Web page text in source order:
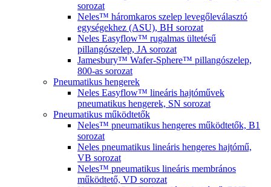
sorozat
Neles™ háromkaros szelep levegőleválasztó
egységekhez (ASU), BH sorozat
Neles Easyflow™ rugalmas ültetésű
pillangószelep, JA sorozat
Jamesbury™ Wafer-Sphere™ pillangószelep,
800-as sorozat
Pneumatikus hengerek
Neles Easyflow™ lineáris hajtóművek
pneumatikus hengerek, SN sorozat
Pneumatikus működtetők
Neles™ pneumatikus hengeres működtetők, B1
sorozat
Neles pneumatikus lineáris hengeres hajtómű,
VB sorozat
Neles™ pneumatikus lineáris membrános
működtető, VD sorozat